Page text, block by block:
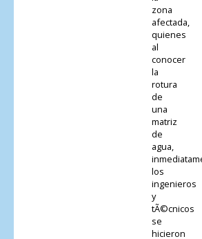
zona
afectada,
quienes
al
conocer
la
rotura
de
una
matriz
de
agua,
los
ingenieros
y
tÃ©cnicos
se
hicieron